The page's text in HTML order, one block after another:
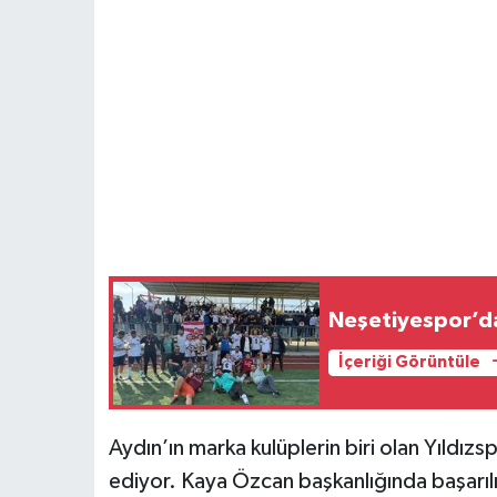
İçeriği Görüntüle
Aydın’ın marka kulüplerin biri olan
ediyor. Kaya Özcan başkanlığında